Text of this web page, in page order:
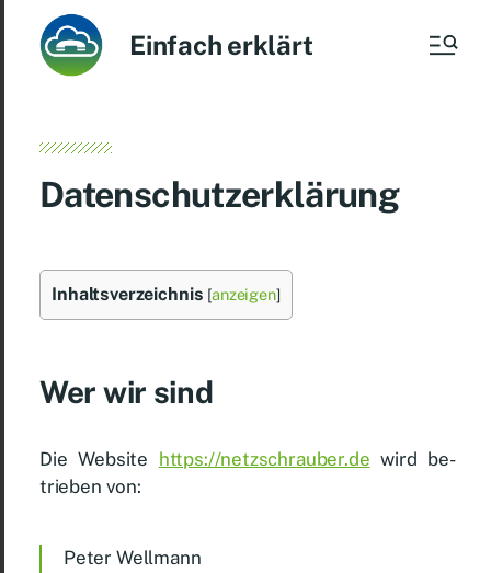
Einfach erklärt
Da­ten­schutz­er­klä­rung
In­halts­ver­zeich­nis [anzeigen]
Wer wir sind
Die Web­site https://​netz​schrau​ber​.de wird be­
trie­ben von:
Pe­ter Well­mann